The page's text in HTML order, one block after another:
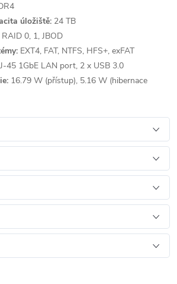
úložiště: 24 TB
RAID 0, 1, JBOD
EXT4, FAT, NTFS, HFS+, exFAT
45 1GbE LAN port, 2 x USB 3.0
16.79 W (přístup), 5.16 W (hibernace